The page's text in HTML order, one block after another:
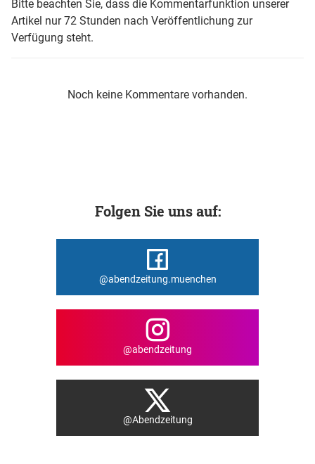
Bitte beachten Sie, dass die Kommentarfunktion unserer
Artikel nur 72 Stunden nach Veröffentlichung zur
Verfügung steht.
Noch keine Kommentare vorhanden.
Folgen Sie uns auf:
@abendzeitung.muenchen
@abendzeitung
@Abendzeitung